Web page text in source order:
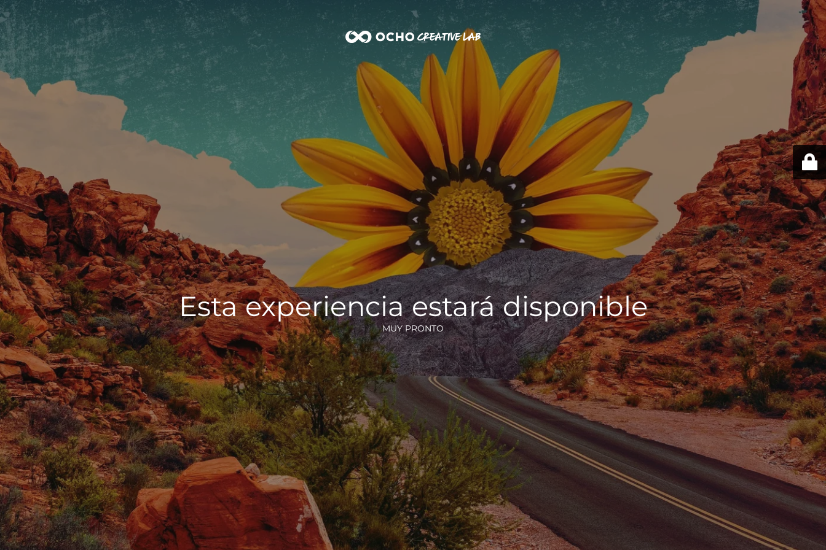
Esta experiencia estará disponible
MUY PRONTO